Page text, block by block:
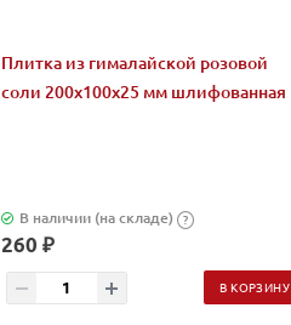
Плитка из гималайской розовой
соли 200x100x25 мм шлифованная
В наличии (на складе) ?
260 ₽
В КОРЗИНУ